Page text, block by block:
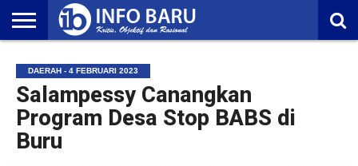
NASIONAL
AMBONIA
MALUKU
EKONOMI
POLITIK
OLAHRAGA
LIFESTYLE
REDAKSI
DAERAH - 4 FEBRUARI 2023
Salampessy Canangkan
Program Desa Stop BABS di
Buru